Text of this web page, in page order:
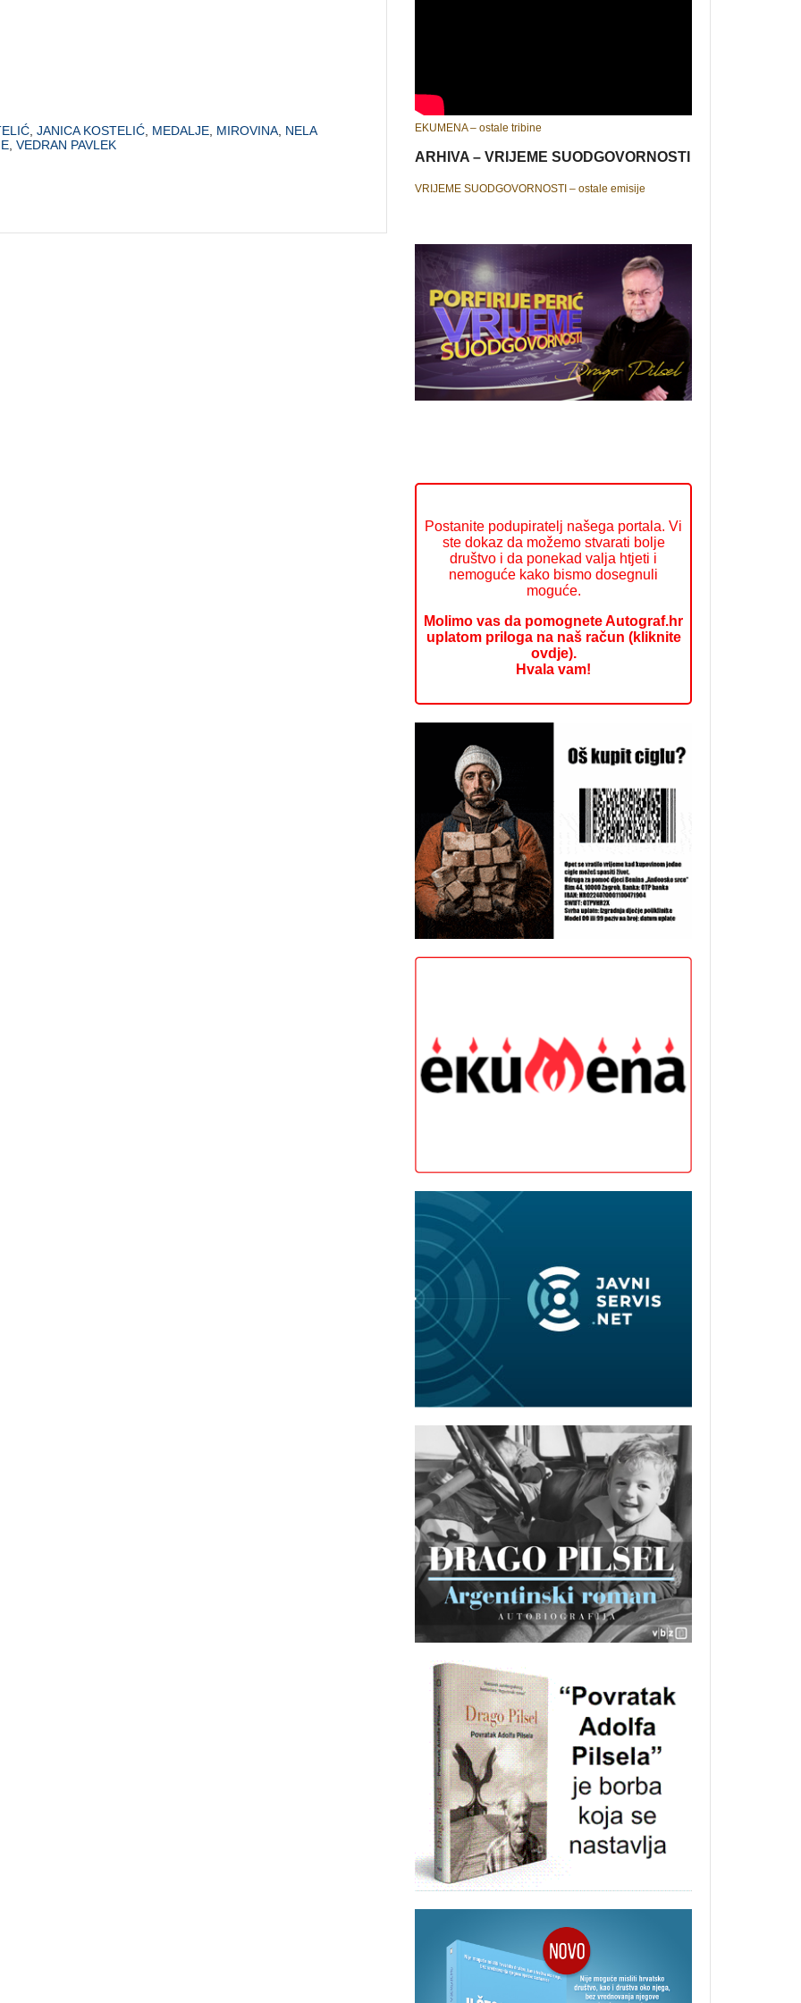
, JANICA KOSTELIĆ, MEDALJE, MIROVINA, NELA
, VEDRAN PAVLEK
EKUMENA – ostale tribine
ARHIVA – VRIJEME SUODGOVORNOSTI
VRIJEME SUODGOVORNOSTI – ostale emisije
Postanite podupiratelj našega portala. Vi
ste dokaz da možemo stvarati bolje
društvo i da ponekad valja htjeti i
nemoguće kako bismo dosegnuli
moguće.
Molimo vas da pomognete Autograf.hr
uplatom priloga na naš račun (kliknite
ovdje).
Hvala vam!